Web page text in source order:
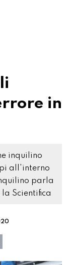
in
inquilino
all'interno
parla
Scientifica